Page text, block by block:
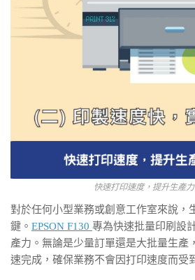
快速打印速度，提升生產
對於任何小型業務或創意工作室來說，
鍵。 EPSON F130 專為快速批量印刷設
產力。無論是少量訂單還是大批量生產
速完成，確保業務不會因打印速度而受